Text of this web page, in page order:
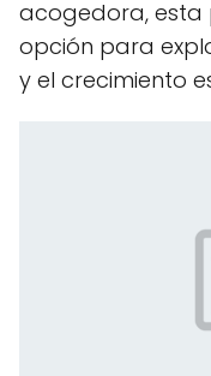
acogedora, esta
opción para
y el crecimiento